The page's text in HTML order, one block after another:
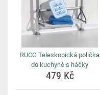
RUCO Teleskopická polička
do kuchyně s háčky
479 Kč